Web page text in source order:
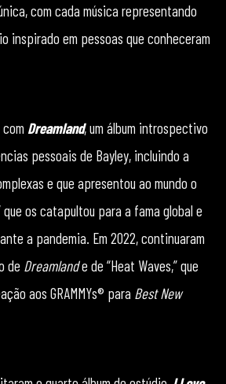
com cada música representando
inspirado em pessoas que conheceram
Dreamland, um álbum introspectivo
pessoais de Bayley, incluindo a
e que apresentou ao mundo o
que os catapultou para a fama global e
a pandemia. Em 2022, continuaram
de Dreamlande de “Heat Waves,” que
aos GRAMMYs® para Best New